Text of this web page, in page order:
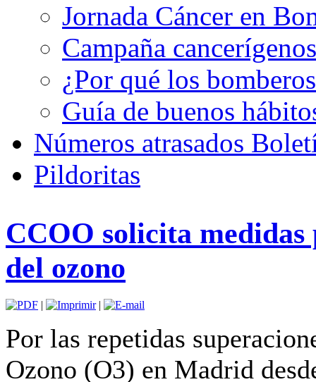
Jornada Cáncer en
Campaña
¿Por qué los
Guía de buenos
Números atrasados
Pildoritas
CCOO solicita medidas
del ozono
| |
Por las repetidas
Ozono (O3) en Madrid